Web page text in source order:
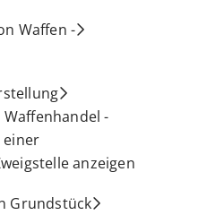
Waffen -
-
einer
anzeigen
Grundstück